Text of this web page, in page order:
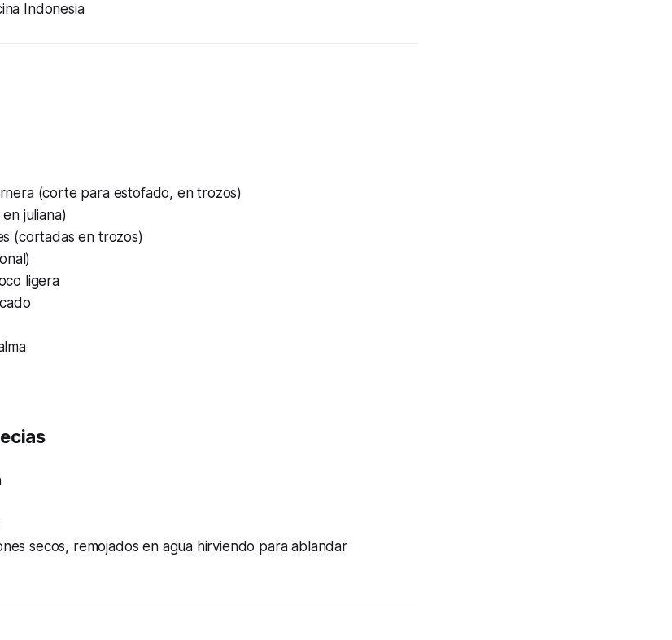
Indonesia
(corte para estofado, en trozos)
juliana)
(cortadas en trozos)
ligera
secos, remojados en agua hirviendo para ablandar